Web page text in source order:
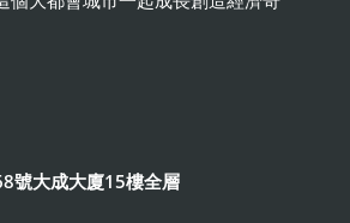
號大成大廈15樓全層